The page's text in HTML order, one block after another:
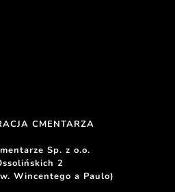
CMENTARZA
Sp. z o.o.
2
Wincentego a Paulo)